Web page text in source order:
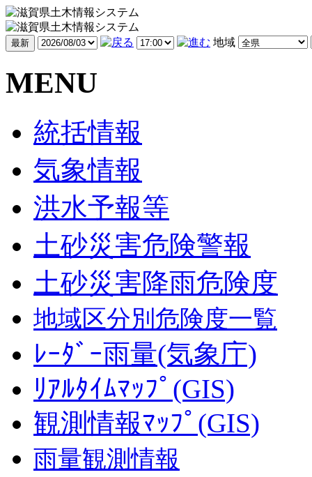
地域
MENU
統括情報
気象情報
洪水予報等
土砂災害危険警報
土砂災害降雨危険度
地域区分別危険度一覧
ﾚｰﾀﾞｰ雨量(気象庁)
ﾘｱﾙﾀｲﾑﾏｯﾌﾟ(GIS)
観測情報ﾏｯﾌﾟ(GIS)
雨量観測情報